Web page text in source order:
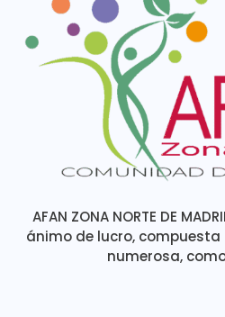
AFAN ZONA NORTE DE
ánimo de lucro,
numerosa,